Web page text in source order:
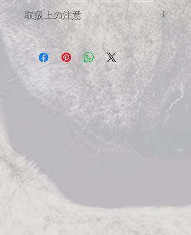
寸 法：縦×横（約）105×80mm 厚
み5.0mm
紐長さ：連結部から（約）150mm
材 質：本体：アクリル樹脂／紐：フ
ァイバーコード
取扱上の注意
あります。
ティッシュペーパーなど紙製のも
ので拭くと細かな傷がつく恐れが
あります。汚れがついた場合は、
ぬるま湯または水を含ませた柔ら
かい布で拭いてください。